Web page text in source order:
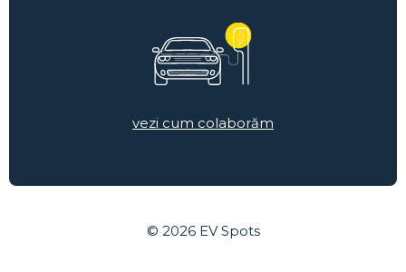
vezi cum colaborăm
© 2026 EV Spots